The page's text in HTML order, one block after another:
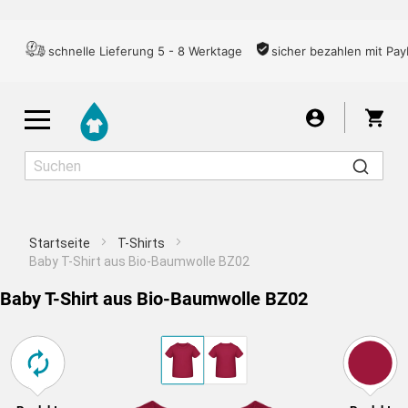
schnelle Lieferung 5 - 8 Werktage sicher bezahlen mit
Herren
T-SHIRTS
LONGSLEEVES
Damen Kinder
Startseite
T-Shirts
Baby T-Shirt aus Bio-Baumwolle BZ02
Baby T-Shirt aus Bio-Baumwolle BZ02
Motiv wählen
Wähle aus über 7000 Motiven
Text schreiben
Übernehmen
Für ein gutes Druckergebnis empfehlen wir Ihnen,
das Bild aufgrund der zu geringen Auflösung nicht
größer zu ziehen. Um das Bild weiter zu
vergrößern, müssen Sie es in einer höheren
Ich nehme das Risiko in Kauf